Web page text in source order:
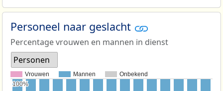
Personeel naar geslacht
Percentage vrouwen en mannen in dienst
Personen
Vrouwen Mannen Onbekend
100%
100%